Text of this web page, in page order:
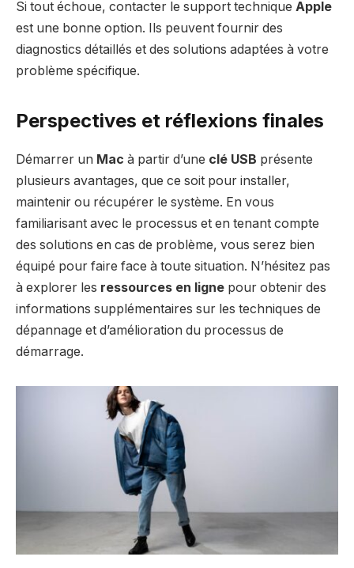
Si tout échoue, contacter le support technique Apple
est une bonne option. Ils peuvent fournir des
diagnostics détaillés et des solutions adaptées à votre
problème spécifique.
Perspectives et réflexions finales
Démarrer un Mac à partir d’une clé USB présente
plusieurs avantages, que ce soit pour installer,
maintenir ou récupérer le système. En vous
familiarisant avec le processus et en tenant compte
des solutions en cas de problème, vous serez bien
équipé pour faire face à toute situation. N’hésitez pas
à explorer les ressources en ligne pour obtenir des
informations supplémentaires sur les techniques de
dépannage et d’amélioration du processus de
démarrage.